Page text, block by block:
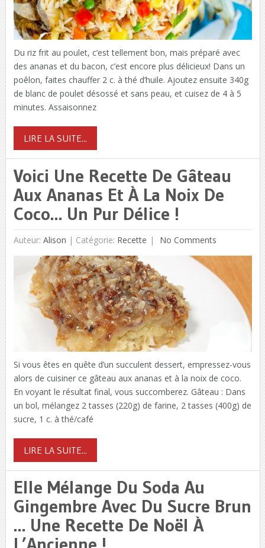
Du riz frit au poulet, c’est tellement bon, mais préparé avec
des ananas et du bacon, c’est encore plus délicieux! Dans un
poêlon, faites chauffer 2 c. à thé d’huile. Ajoutez ensuite 340g
de blanc de poulet désossé et sans peau, et cuisez de 4 à 5
minutes. Assaisonnez
LIRE LA SUITE...
Voici Une Recette De Gâteau
Aux Ananas Et À La Noix De
Coco… Un Pur Délice !
Auteur: Alison | Catégorie: Recette No Comments
Si vous êtes en quête d’un succulent dessert, empressez-vous
alors de cuisiner ce gâteau aux ananas et à la noix de coco.
En voyant le résultat final, vous succomberez. Gâteau : Dans
un bol, mélangez 2 tasses (220g) de farine, 2 tasses (400g) de
sucre, 1 c. à thé/café
LIRE LA SUITE...
Elle Mélange Du Soda Au
Gingembre Avec Du Sucre Brun
… Une Recette De Noël À